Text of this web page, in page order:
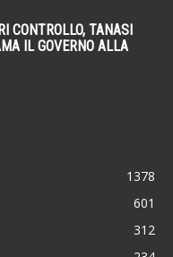
CONTROLLO, TANASI
IL GOVERNO ALLA
1378
601
312